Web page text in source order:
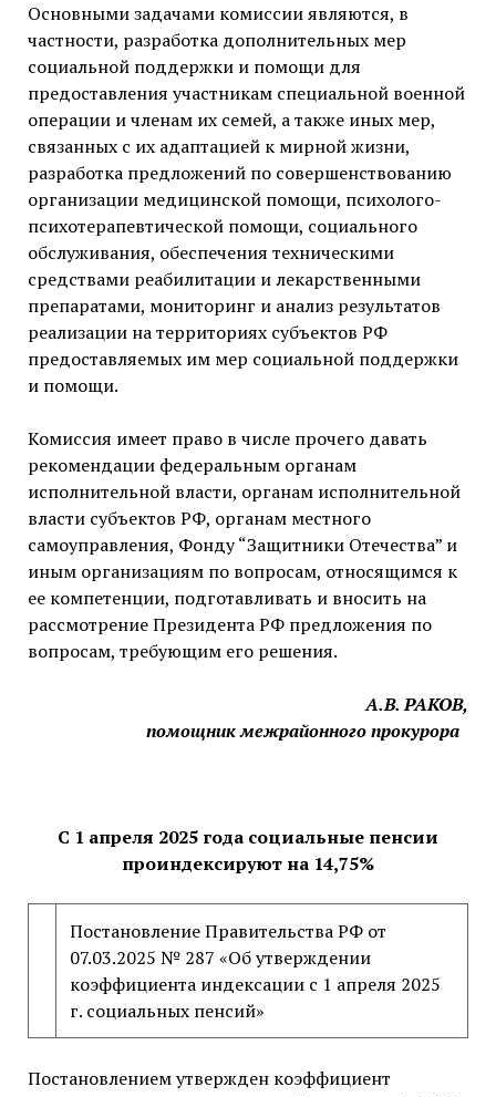
Основными задачами комиссии являются, в
частности, разработка дополнительных мер
социальной поддержки и помощи для
предоставления участникам специальной военной
операции и членам их семей, а также иных мер,
связанных с их адаптацией к мирной жизни,
разработка предложений по совершенствованию
организации медицинской помощи, психолого-
психотерапевтической помощи, социального
обслуживания, обеспечения техническими
средствами реабилитации и лекарственными
препаратами, мониторинг и анализ результатов
реализации на территориях субъектов РФ
предоставляемых им мер социальной поддержки
и помощи.
Комиссия имеет право в числе прочего давать
рекомендации федеральным органам
исполнительной власти, органам исполнительной
власти субъектов РФ, органам местного
самоуправления, Фонду “Защитники Отечества” и
иным организациям по вопросам, относящимся к
ее компетенции, подготавливать и вносить на
рассмотрение Президента РФ предложения по
вопросам, требующим его решения.
А.В. РАКОВ,
помощник межрайонного прокурора
С 1 апреля 2025 года социальные пенсии
проиндексируют на 14,75%
Постановление Правительства РФ от
07.03.2025 № 287 «Об утверждении
коэффициента индексации с 1 апреля 2025
г. социальных пенсий»
Постановлением утвержден коэффициент